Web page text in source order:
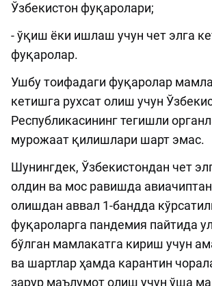
Ўзбекистон фуқаролари;
- ўқиш ёки ишлаш учун чет элга
фуқаролар.
Ушбу тоифадаги фуқаролар
кетишга рухсат олиш учун
Республикасининг тегишли
мурожаат қилишлари шарт эмас.
Шунингдек, Ўзбекистондан чет
олдин ва мос равишда
олишдан аввал 1-бандда
фуқароларга пандемия пайтида
бўлган мамлакатга кириш учун
ва шартлар ҳамда карантин
зарур маълумот олиш учун ўша